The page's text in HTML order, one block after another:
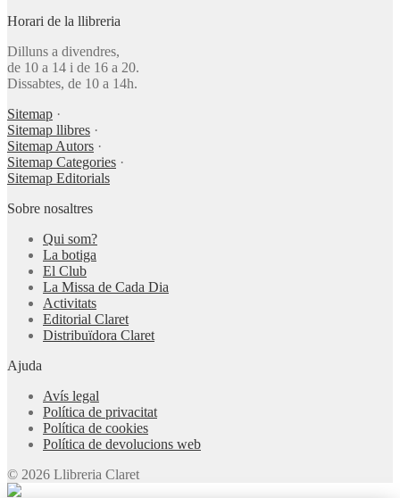
Horari de la llibreria
Dilluns a divendres,
de 10 a 14 i de 16 a 20.
Dissabtes, de 10 a 14h.
Sitemap ·
Sitemap llibres ·
Sitemap Autors ·
Sitemap Categories ·
Sitemap Editorials
Sobre nosaltres
Qui som?
La botiga
El Club
La Missa de Cada Dia
Activitats
Editorial Claret
Distribuïdora Claret
Ajuda
Avís legal
Política de privacitat
Política de cookies
Política de devolucions web
© 2026 Llibreria Claret